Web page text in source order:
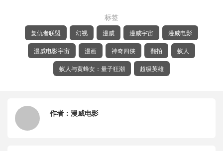
标签
复仇者联盟 幻视 漫威 漫威宇宙 漫威电影
漫威电影宇宙 漫画 神奇四侠 翻拍 蚁人
蚁人与黄蜂女：量子狂潮 超级英雄
作者： 漫威电影